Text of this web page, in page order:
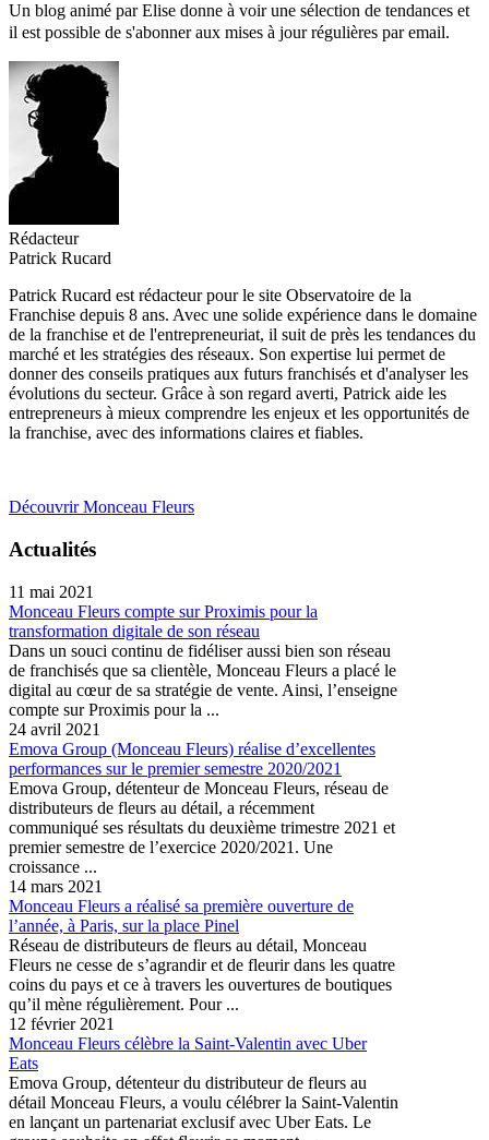
Un blog animé parElise donne à voir une sélection de tendances et
il est possible de s'abonner aux mises à jour régulières paremail.
Rédacteur
Patrick Rucard
Patrick Rucard est rédacteur pour le site Observatoire de la
Franchise depuis 8 ans. Avec une solide expérience dans le domaine
de la franchise et de l'entrepreneuriat, il suit de près les tendances du
marché et les stratégies des réseaux. Son expertise lui permet de
donner des conseils pratiques aux futurs franchisés et d'analyser les
évolutions du secteur. Grâce à son regard averti, Patrick aide les
entrepreneurs à mieux comprendre les enjeux et les opportunités de
la franchise, avec des informations claires et fiables.
Découvrir Monceau Fleurs
Actualités
11 mai 2021
Monceau Fleurs compte sur Proximis pour la
transformation digitale de son réseau
Dans un souci continu de fidéliser aussi bien son réseau
de franchisés que sa clientèle, Monceau Fleurs a placé le
digital au cœur de sa stratégie de vente. Ainsi, l’enseigne
compte sur Proximis pour la ...
24 avril 2021
Emova Group (Monceau Fleurs) réalise d’excellentes
performances sur le premier semestre 2020/2021
Emova Group, détenteur de Monceau Fleurs, réseau de
distributeurs de fleurs au détail, a récemment
communiqué ses résultats du deuxième trimestre 2021 et
premier semestre de l’exercice 2020/2021. Une
croissance ...
14 mars 2021
Monceau Fleurs a réalisé sa première ouverture de
l’année, à Paris, sur la place Pinel
Réseau de distributeurs de fleurs au détail, Monceau
Fleurs ne cesse de s’agrandir et de fleurir dans les quatre
coins du pays et ce à travers les ouvertures de boutiques
qu’il mène régulièrement. Pour ...
12 février 2021
Monceau Fleurs célèbre la Saint-Valentin avec Uber
Eats
Emova Group, détenteur du distributeur de fleurs au
détail Monceau Fleurs, a voulu célébrer la Saint-Valentin
en lançant un partenariat exclusif avec Uber Eats. Le